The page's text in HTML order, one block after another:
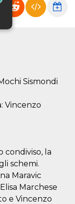
Sismondi
Vincenzo
condiviso, la
schemi.
Maravic
Marchese
e Vincenzo
Esta cookie es
utilizada por el
servicio
CloudFlare para
identificar el
tráfico web de
confianza y